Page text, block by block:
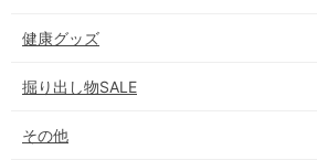
健康グッズ
掘り出し物SALE
その他